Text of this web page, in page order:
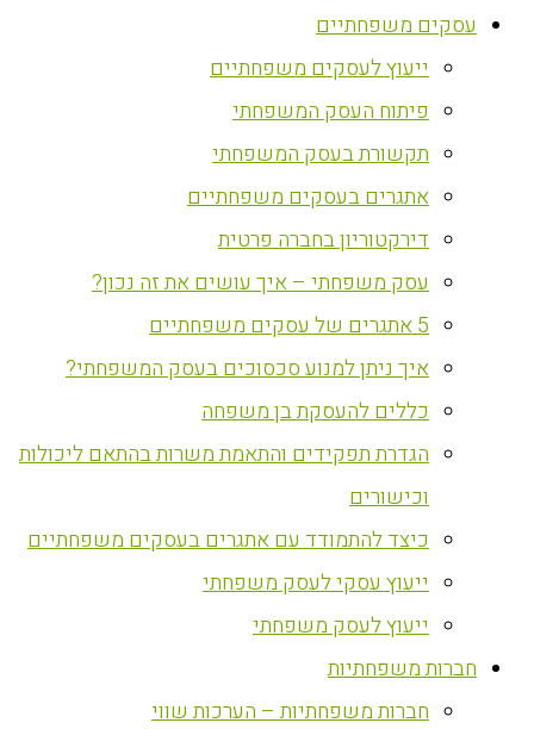
עסקים משפחתיים
ייעוץ לעסקים משפחתיים
פיתוח העסק המשפחתי
תקשורת בעסק המשפחתי
אתגרים בעסקים משפחתיים
דירקטוריון בחברה פרטית
עסק משפחתי – איך עושים את זה נכון?
5 אתגרים של עסקים משפחתיים
איך ניתן למנוע סכסוכים בעסק המשפחתי?
כללים להעסקת בן משפחה
הגדרת תפקידים והתאמת משרות בהתאם ליכולות
וכישורים
כיצד להתמודד עם אתגרים בעסקים משפחתיים
ייעוץ עסקי לעסק משפחתי
ייעוץ לעסק משפחתי
חברות משפחתיות
חברות משפחתיות – הערכות שווי